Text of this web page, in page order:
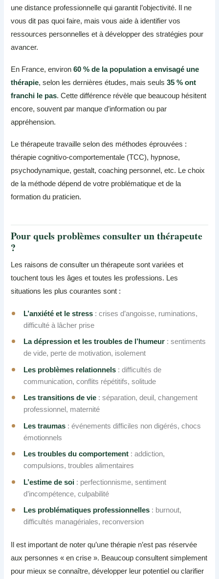
une distance professionnelle qui garantit l’objectivité. Il ne
vous dit pas quoi faire, mais vous aide à identifier vos
ressources personnelles et à développer des stratégies pour
avancer.
En France, environ60 % de la population a envisagé une
thérapie, selon les dernières études, mais seuls35 % ont
franchi le pas. Cette différence révèle que beaucoup hésitent
encore, souvent par manque d’information ou par
appréhension.
Le thérapeute travaille selon des méthodes éprouvées :
thérapie cognitivo-comportementale (TCC), hypnose,
psychodynamique, gestalt, coaching personnel, etc. Le choix
de la méthode dépend de votre problématique et de la
formation du praticien.
Pour quels problèmes consulter un thérapeute
?
Les raisons de consulter un thérapeute sont variées et
touchent tous les âges et toutes les professions. Les
situations les plus courantes sont :
L’anxiété et le stress : crises d’angoisse, ruminations,
difficulté à lâcher prise
La dépression et les troubles de l’humeur : sentiments
de vide, perte de motivation, isolement
Les problèmes relationnels : difficultés de
communication, conflits répétitifs, solitude
Les transitions de vie : séparation, deuil, changement
professionnel, maternité
Les traumas : événements difficiles non digérés, chocs
émotionnels
Les troubles du comportement : addiction,
compulsions, troubles alimentaires
L’estime de soi : perfectionnisme, sentiment
d’incompétence, culpabilité
Les problématiques professionnelles : burnout,
difficultés managériales, reconversion
Il est important de noter qu’une thérapie n’est pas réservée
aux personnes « en crise ». Beaucoup consultent simplement
pour mieux se connaître, développer leur potentiel ou clarifier